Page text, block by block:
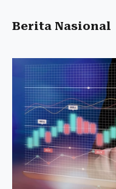
Berita Nasional